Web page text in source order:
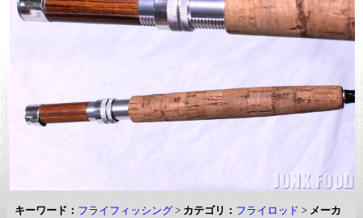
キーワード： フライフィッシング > カテゴリ： フライロッド > メーカ